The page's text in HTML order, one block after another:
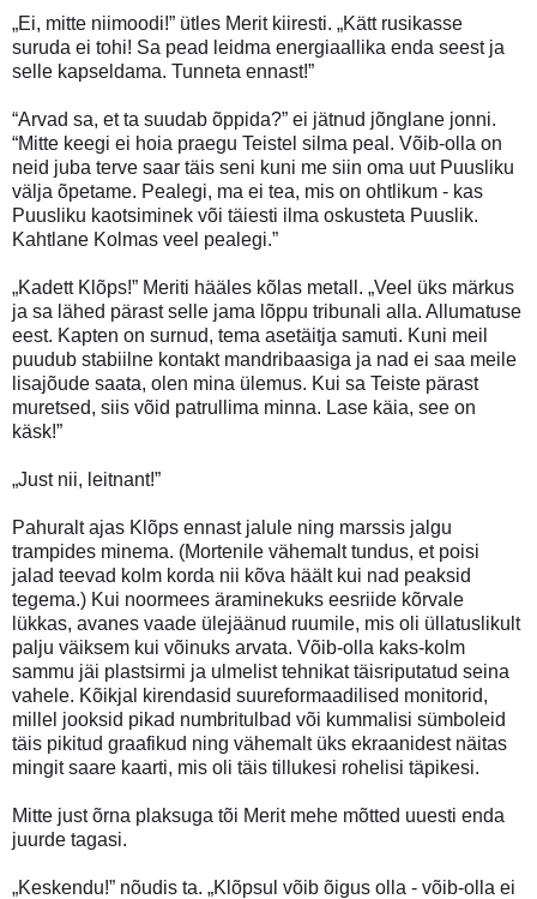
„Ei, mitte niimoodi!” ütles Merit kiiresti. „Kätt rusikasse
suruda ei tohi! Sa pead leidma energiaallika enda seest ja
selle kapseldama. Tunneta ennast!”
“Arvad sa, et ta suudab õppida?” ei jätnud jõnglane jonni.
“Mitte keegi ei hoia praegu Teistel silma peal. Võib-olla on
neid juba terve saar täis seni kuni me siin oma uut Puusliku
välja õpetame. Pealegi, ma ei tea, mis on ohtlikum - kas
Puusliku kaotsiminek või täiesti ilma oskusteta Puuslik.
Kahtlane Kolmas veel pealegi.”
„Kadett Klõps!” Meriti hääles kõlas metall. „Veel üks märkus
ja sa lähed pärast selle jama lõppu tribunali alla. Allumatuse
eest. Kapten on surnud, tema asetäitja samuti. Kuni meil
puudub stabiilne kontakt mandribaasiga ja nad ei saa meile
lisajõude saata, olen mina ülemus. Kui sa Teiste pärast
muretsed, siis võid patrullima minna. Lase käia, see on
käsk!”
„Just nii, leitnant!”
Pahuralt ajas Klõps ennast jalule ning marssis jalgu
trampides minema. (Mortenile vähemalt tundus, et poisi
jalad teevad kolm korda nii kõva häält kui nad peaksid
tegema.) Kui noormees äraminekuks eesriide kõrvale
lükkas, avanes vaade ülejäänud ruumile, mis oli üllatuslikult
palju väiksem kui võinuks arvata. Võib-olla kaks-kolm
sammu jäi plastsirmi ja ulmelist tehnikat täisriputatud seina
vahele. Kõikjal kirendasid suureformaadilised monitorid,
millel jooksid pikad numbritulbad või kummalisi sümboleid
täis pikitud graafikud ning vähemalt üks ekraanidest näitas
mingit saare kaarti, mis oli täis tillukesi rohelisi täpikesi.
Mitte just õrna plaksuga tõi Merit mehe mõtted uuesti enda
juurde tagasi.
„Keskendu!” nõudis ta. „Klõpsul võib õigus olla - võib-olla ei